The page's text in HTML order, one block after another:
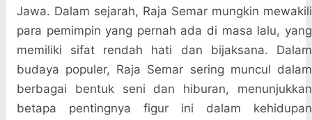
Jawa. Dalam sejarah, Raja Semar mungkin mewakili
para pemimpin yang pernah ada di masa lalu, yang
memiliki sifat rendah hati dan bijaksana. Dalam
budaya populer, Raja Semar sering muncul dalam
berbagai bentuk seni dan hiburan, menunjukkan
betapa pentingnya figur ini dalam kehidupan